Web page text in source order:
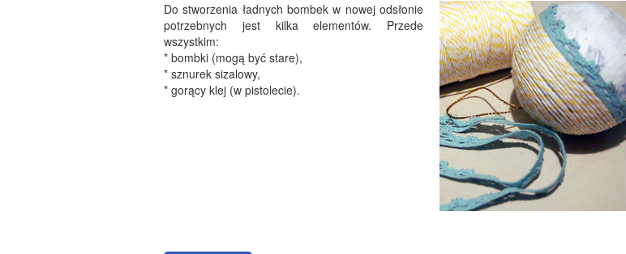
Do stworzenia ładnych bombek w nowej odsłonie
potrzebnych jest kilka elementów. Przede
wszystkim:
* bombki (mogą być stare),
* sznurek sizalowy,
* gorący klej (w pistolecie).